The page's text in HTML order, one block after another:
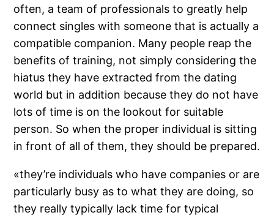
often, a team of professionals to greatly help
connect singles with someone that is actually a
compatible companion. Many people reap the
benefits of training, not simply considering the
hiatus they have extracted from the dating
world but in addition because they do not have
lots of time is on the lookout for suitable
person. So when the proper individual is sitting
in front of all of them, they should be prepared.
«they’re individuals who have companies or are
particularly busy as to what they are doing, so
they really typically lack time for typical